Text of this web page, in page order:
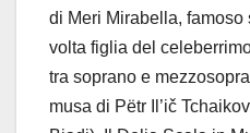
di Meri Mirabella,
volta figlia del
tra soprano e
musa di Pëtr Il’ič